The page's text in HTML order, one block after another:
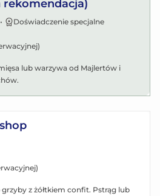
rekomendacja)
•
Doświadczenie specjalne
lub warzywa od Majlertów i
z żółtkiem confit. Pstrąg lub